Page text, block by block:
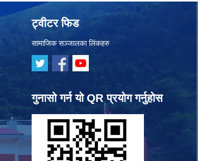
ट्वीटर फिड
सामाजिक सञ्जालका लिंकहरु
गुनासो गर्न यो QR प्रयोग गर्नुहोस